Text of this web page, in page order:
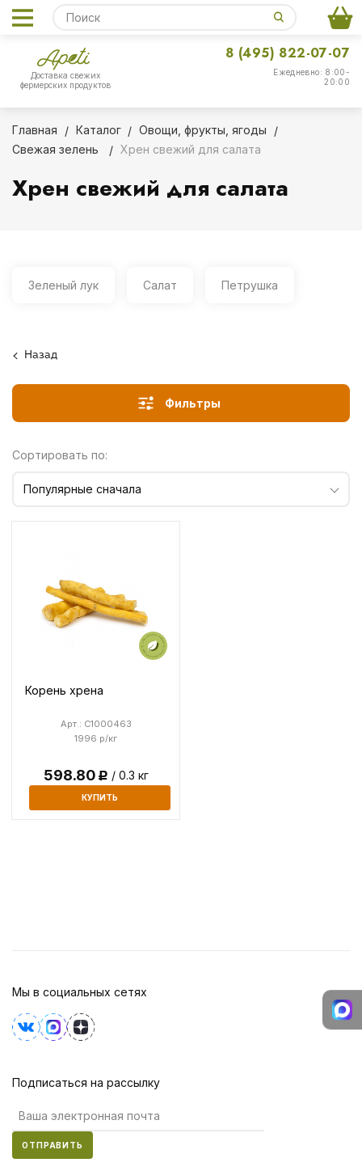
Доставка свежих
фермерских продуктов
Ежедневно: 8:00-
20:00
8 (495) 822-07-07
Главная Каталог
Овощи, фрукты, ягоды
Свежая зелень
Хрен свежий для салата
Хрен свежий для салата
Зеленый лук Салат Петрушка
Назад
Фильтры
Сортировать по:
Популярные сначала
Корень хрена
1996 р/кг
Арт.: C1000463
598.80Р / 0.3 кг
КУПИТЬ
Мы в социальных сетях
Подписаться на рассылку
ОТПРАВИТЬ